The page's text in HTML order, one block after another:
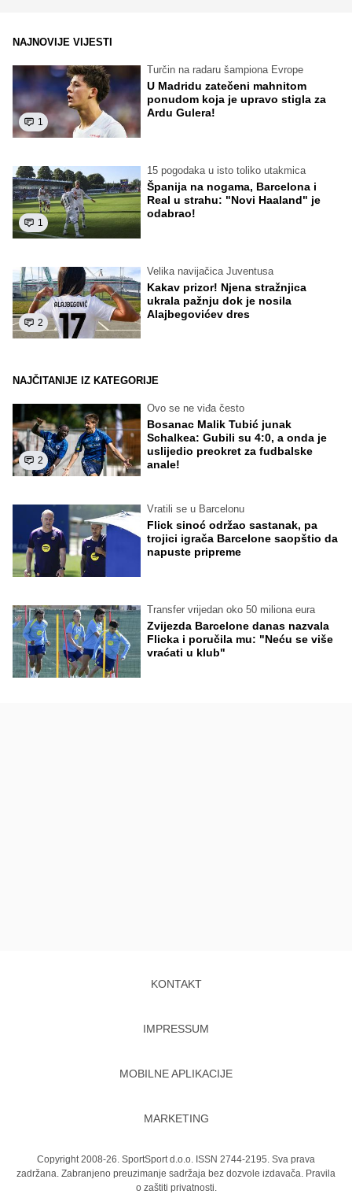
NAJNOVIJE VIJESTI
1
Turčin na radaru šampiona Evrope
U Madridu zatečeni mahnitom
ponudom koja je upravo stigla za
Ardu Gulera!
1
15 pogodaka u isto toliko utakmica
Španija na nogama, Barcelona i
Real u strahu: "Novi Haaland" je
odabrao!
2
Velika navijačica Juventusa
Kakav prizor! Njena stražnjica
ukrala pažnju dok je nosila
Alajbegovićev dres
NAJČITANIJE IZ KATEGORIJE
2
Ovo se ne viđa često
Bosanac Malik Tubić junak
Schalkea: Gubili su 4:0, a onda je
uslijedio preokret za fudbalske
anale!
Vratili se u Barcelonu
Flick sinoć održao sastanak, pa
trojici igrača Barcelone saopštio da
napuste pripreme
Transfer vrijedan oko 50 miliona eura
Zvijezda Barcelone danas nazvala
Flicka i poručila mu: "Neću se više
vraćati u klub"
KONTAKT
IMPRESSUM
MOBILNE APLIKACIJE
MARKETING
Copyright 2008-26. SportSport d.o.o. ISSN 2744-2195. Sva prava
zadržana. Zabranjeno preuzimanje sadržaja bez dozvole izdavača. Pravila
o zaštiti privatnosti.